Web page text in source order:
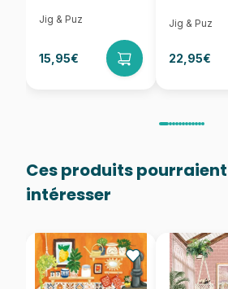
Jig & Puz
15,95€
Jig & Puz
22,95€
Ces produits
intéresser